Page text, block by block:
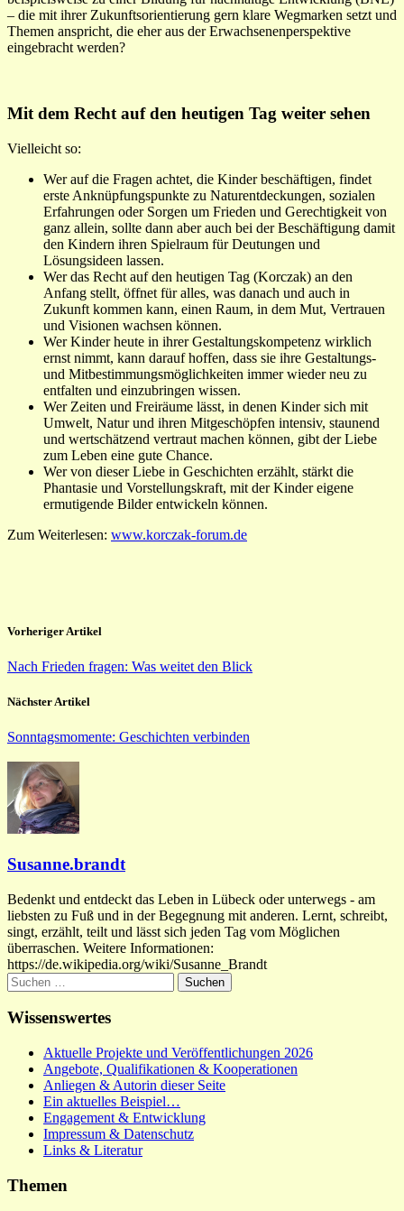
– die mit ihrer Zukunftsorientierung gern klare Wegmarken setzt und
Themen anspricht, die eher aus der Erwachsenenperspektive
eingebracht werden?
Mit dem Recht auf den heutigen Tag weiter sehen
Vielleicht so:
Wer auf die Fragen achtet, die Kinder beschäftigen, findet
erste Anknüpfungspunkte zu Naturentdeckungen, sozialen
Erfahrungen oder Sorgen um Frieden und Gerechtigkeit von
ganz allein, sollte dann aber auch bei der Beschäftigung damit
den Kindern ihren Spielraum für Deutungen und
Lösungsideen lassen.
Wer das Recht auf den heutigen Tag (Korczak) an den
Anfang stellt, öffnet für alles, was danach und auch in
Zukunft kommen kann, einen Raum, in dem Mut, Vertrauen
und Visionen wachsen können.
Wer Kinder heute in ihrer Gestaltungskompetenz wirklich
ernst nimmt, kann darauf hoffen, dass sie ihre Gestaltungs-
und Mitbestimmungsmöglichkeiten immer wieder neu zu
entfalten und einzubringen wissen.
Wer Zeiten und Freiräume lässt, in denen Kinder sich mit
Umwelt, Natur und ihren Mitgeschöpfen intensiv, staunend
und wertschätzend vertraut machen können, gibt der Liebe
zum Leben eine gute Chance.
Wer von dieser Liebe in Geschichten erzählt, stärkt die
Phantasie und Vorstellungskraft, mit der Kinder eigene
ermutigende Bilder entwickeln können.
Zum Weiterlesen: www.korczak-forum.de
Vorheriger Artikel
Nach Frieden fragen: Was weitet den Blick
Nächster Artikel
Sonntagsmomente: Geschichten verbinden
Susanne.brandt
Bedenkt und entdeckt das Leben in Lübeck oder unterwegs - am
liebsten zu Fuß und in der Begegnung mit anderen. Lernt, schreibt,
singt, erzählt, teilt und lässt sich jeden Tag vom Möglichen
überraschen. Weitere Informationen:
https://de.wikipedia.org/wiki/Susanne_Brandt
Suchen
nach:
Wissenswertes
Aktuelle Projekte und Veröffentlichungen 2026
Angebote, Qualifikationen & Kooperationen
Anliegen & Autorin dieser Seite
Ein aktuelles Beispiel…
Engagement & Entwicklung
Impressum & Datenschutz
Links & Literatur
Themen